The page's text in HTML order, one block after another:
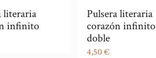
literaria
infinito
Pulsera literaria
corazón infinito
doble
4,50€